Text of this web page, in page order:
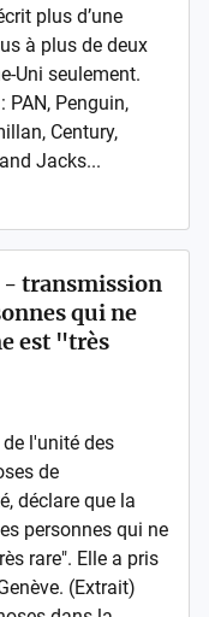
plus d’une
à plus de deux
Uni seulement.
Penguin,
Century,
Jacks...
- transmission
qui ne
est "très
l'unité des
de
déclare que la
personnes qui ne
rare". Elle a pris
(Extrait)